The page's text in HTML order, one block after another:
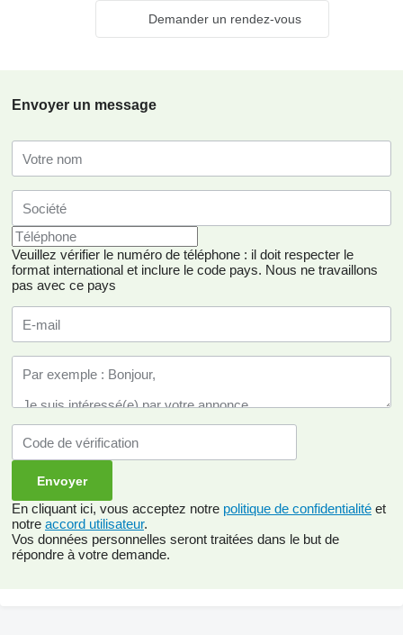
Demander un rendez-vous
Envoyer un message
Veuillez vérifier le numéro de téléphone : il doit respecter le
format international et inclure le code pays. Nous ne travaillons
pas avec ce pays
En cliquant ici, vous acceptez notre politique de confidentialité et
notre accord utilisateur.
Vos données personnelles seront traitées dans le but de
répondre à votre demande.